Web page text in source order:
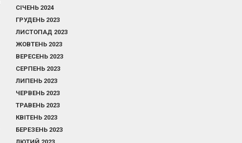
СІЧЕНЬ 2024
ГРУДЕНЬ 2023
ЛИСТОПАД 2023
ЖОВТЕНЬ 2023
ВЕРЕСЕНЬ 2023
СЕРПЕНЬ 2023
ЛИПЕНЬ 2023
ЧЕРВЕНЬ 2023
ТРАВЕНЬ 2023
КВІТЕНЬ 2023
БЕРЕЗЕНЬ 2023